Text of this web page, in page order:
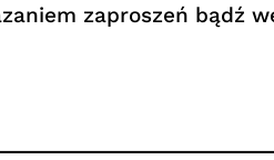
zaproszeń bądź